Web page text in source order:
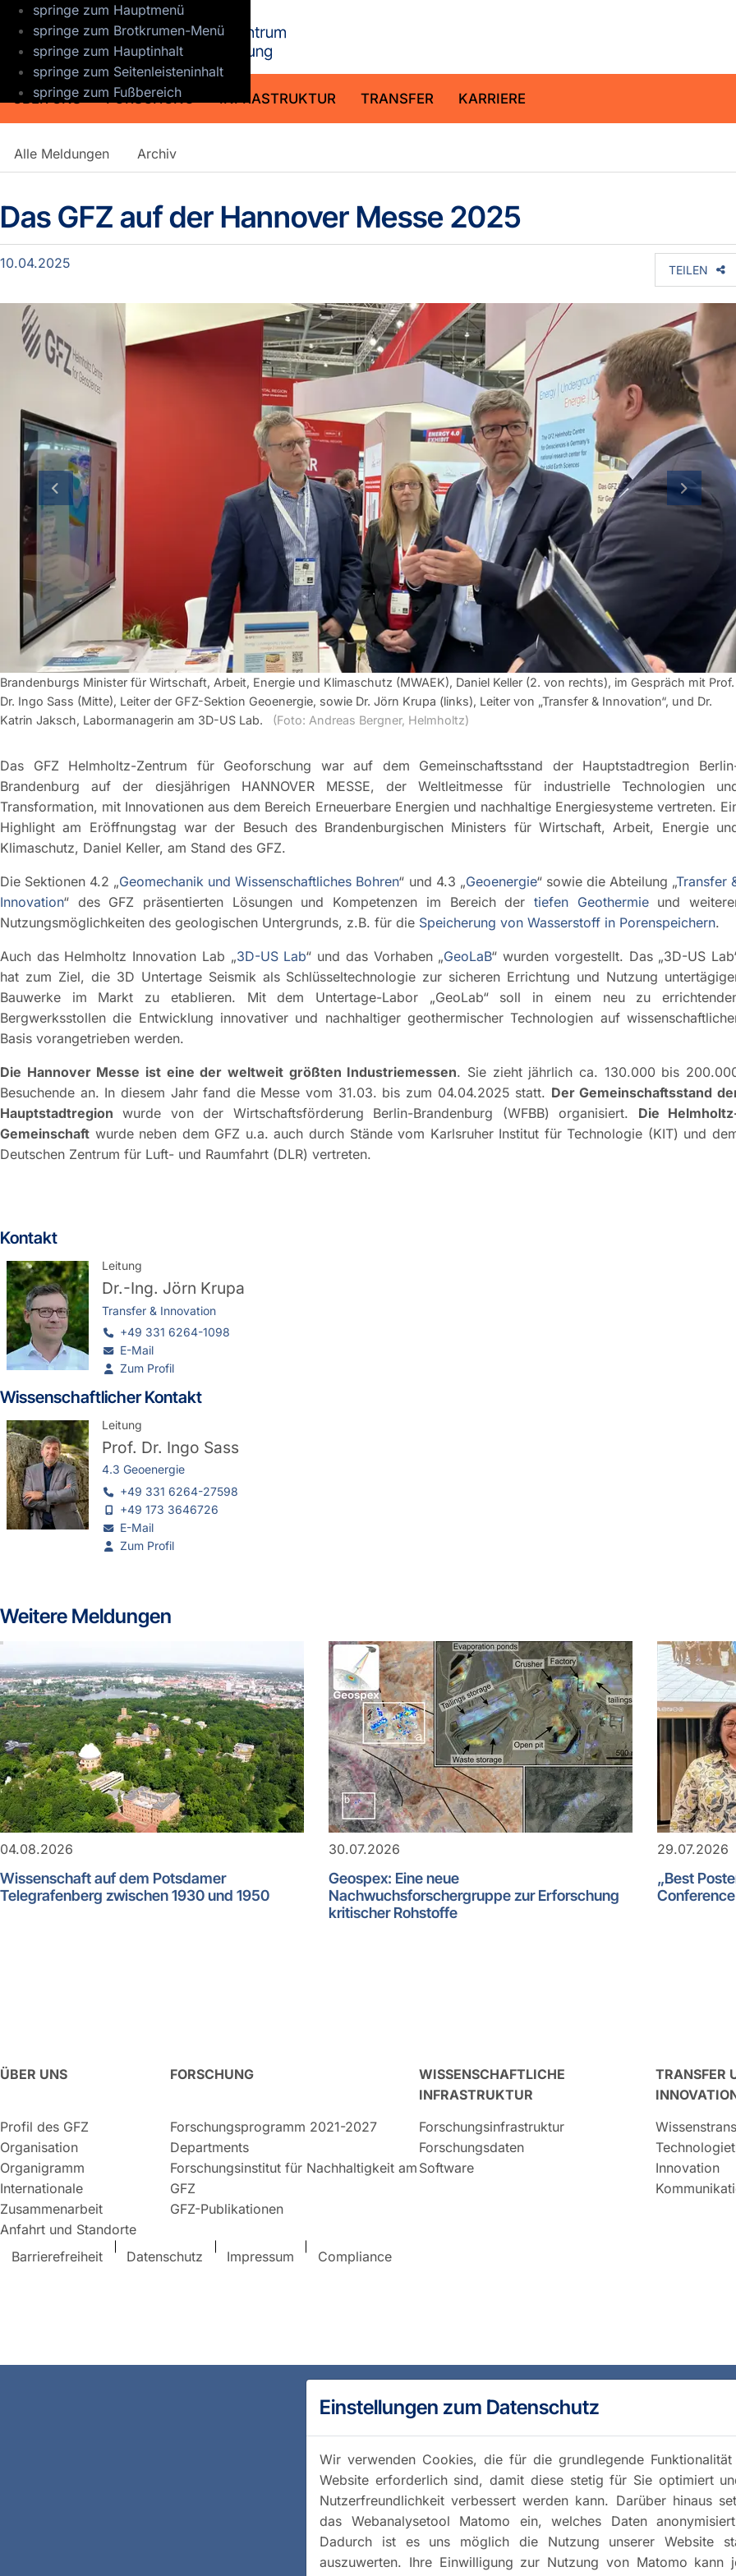
springe zum Hauptmenü
springe zum Brotkrumen-Menü
springe zum Hauptinhalt
springe zum Seitenleisteninhalt
springe zum Fußbereich
ÜBER UNS FORSCHUNG INFRASTRUKTUR TRANSFER KARRIERE
Detailansicht
Alle Meldungen Archiv
Das GFZ auf der Hannover Messe 2025
10.04.2025 TEILEN
Brandenburgs Minister für Wirtschaft, Arbeit, Energie und Klimaschutz (MWAEK), Daniel Keller (2. von rechts), im Gespräch mit Prof.
Dr. Ingo Sass (Mitte), Leiter der GFZ-Sektion Geoenergie, sowie Dr. Jörn Krupa (links), Leiter von „Transfer & Innovation“, und Dr.
Katrin Jaksch, Labormanagerin am 3D-US Lab. (Foto: Andreas Bergner, Helmholtz)
vorherige Folie nächste
Das GFZ Helmholtz-Zentrum für Geoforschung war auf dem Gemeinschaftsstand der Hauptstadtregion
Brandenburg auf der diesjährigen HANNOVER MESSE, der Weltleitmesse für industrielle Technologien
Transformation, mit Innovationen aus dem Bereich Erneuerbare Energien und nachhaltige Energiesysteme vertreten.
Highlight am Eröffnungstag war der Besuch des Brandenburgischen Ministers für Wirtschaft, Arbeit, Energie
Klimaschutz, Daniel Keller, am Stand des GFZ.
Die Sektionen 4.2 „Geomechanik und Wissenschaftliches Bohren“ und 4.3 „Geoenergie“ sowie die Abteilung „Transfer
Innovation“ des GFZ präsentierten Lösungen und Kompetenzen im Bereich der tiefen Geothermieund
Nutzungsmöglichkeiten des geologischen Untergrunds, z.B. für die Speicherung von Wasserstoff in Porenspeichern.
Auch das Helmholtz Innovation Lab „3D-US Lab“ und das Vorhaben „GeoLaB“ wurden vorgestellt. Das „3D-US
hat zum Ziel, die 3D Untertage Seismik als Schlüsseltechnologie zur sicheren Errichtung und Nutzung
Bauwerke im Markt zu etablieren. Mit dem Untertage-Labor „GeoLab“ soll in einem neu zu
Bergwerksstollen die Entwicklung innovativer und nachhaltiger geothermischer Technologien auf
Basis vorangetrieben werden.
Die Hannover Messe ist eine der weltweit größten Industriemessen. Sie zieht jährlich ca. 130.000 bis
Besuchende an. In diesem Jahr fand die Messe vom 31.03. bis zum 04.04.2025 statt. Der Gemeinschaftsstand
Hauptstadtregion wurde von der Wirtschaftsförderung Berlin-Brandenburg (WFBB) organisiert. Die
Gemeinschaft wurde neben dem GFZ u.a. auch durch Stände vom Karlsruher Institut für Technologie (KIT) und
Deutschen Zentrum für Luft- und Raumfahrt (DLR) vertreten.
Kontakt
Leitung
Dr.-Ing. Jörn Krupa
Transfer & Innovation
+49 331 6264-1098
E-Mail
Zum Profil
Wissenschaftlicher Kontakt
Leitung
Prof. Dr. Ingo Sass
4.3 Geoenergie
+49 331 6264-27598
+49 173 3646726
E-Mail
Zum Profil
Weitere Meldungen
04.08.2026
Wissenschaft auf dem Potsdamer
Telegrafenberg zwischen 1930 und 1950
30.07.2026
Geospex: Eine neue
Nachwuchsforschergruppe zur Erforschung
kritischer Rohstoffe
29.07.2026
„Best
ÜBER UNS
Profil des GFZ
Organisation
Organigramm
Internationale
Zusammenarbeit
Anfahrt und Standorte
FORSCHUNG
Forschungsprogramm 2021-2027
Departments
Forschungsinstitut für Nachhaltigkeit am
GFZ
GFZ-Publikationen
WISSENSCHAFTLICHE
INFRASTRUKTUR
Forschungsinfrastruktur
Forschungsdaten
Software
TRANSFER
Innovation
Barrierefreiheit Datenschutz Impressum Compliance
Einstellungen zum Datenschutz
Wir verwenden Cookies, die für die grundlegende Funktionalität
Website erforderlich sind, damit diese stetig für Sie optimiert
Nutzerfreundlichkeit verbessert werden kann. Darüber hinaus
das Webanalysetool Matomo ein, welches Daten
Dadurch ist es uns möglich die Nutzung unserer Website
auszuwerten. Ihre Einwilligung zur Nutzung von Matomo kann